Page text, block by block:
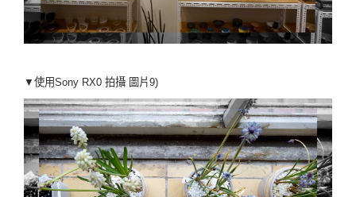
▼使用Sony RX0 拍攝 圖片9)